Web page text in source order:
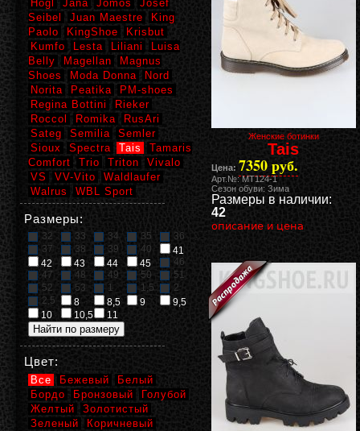
Женские ботинки
Tais
Цена: 7350 руб.
Арт.№: MT124-1
Сезон обуви: Зима
Размеры в наличии:
42
описание и цена
Hogl
Jana Jomos
Josef
Seibel
Juan Maestre
King
Paolo
KingShoe
Krisbut
Kumfo
Lesta Liliani
Luisa
Belly
Magellan
Magnus
Shoes
Moda Donna
Nord
Norita
Peatika
PM-shoes
Regina Bottini
Rieker
Roccol
Romika
RusAri
Sateg
Semilia
Semler
Sioux
Spectra Tais
Tamaris
Comfort
Trio Triton
Vivalo
VS
VV-Vito
Waldlaufer
Walrus
WBL Sport
Размеры:
32 33 34 35
36
37
38 39 40
41
42
43 44 45
46
47
48 49 50
51
52
53 1 1,5
2
2,5
8 8,5 9
9,5
10
10,5 11
Цвет:
Все Бежевый
Белый
Бордо
Бронзовый
Голубой
Желтый
Золотистый
Зеленый
Коричневый